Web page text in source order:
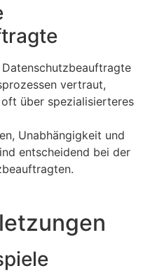
vertraut,
über spezialisierteres
Unabhängigkeit und
entscheidend bei der